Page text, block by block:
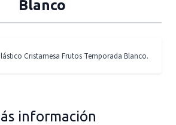
Blanco
Cristamesa Frutos Temporada Blanco.
información